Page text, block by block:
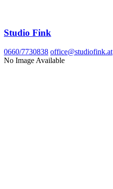
Studio Fink
0660/7730838 office@studiofink.at
No Image Available